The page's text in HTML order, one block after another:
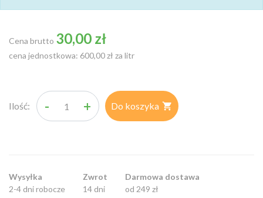
Cena brutto 30,00 zł
cena jednostkowa: 600,00 zł za litr
Ilość: - + Do koszyka 
Wysyłka
2-4 dni robocze
Zwrot
14 dni
Darmowa dostawa
od 249 zł